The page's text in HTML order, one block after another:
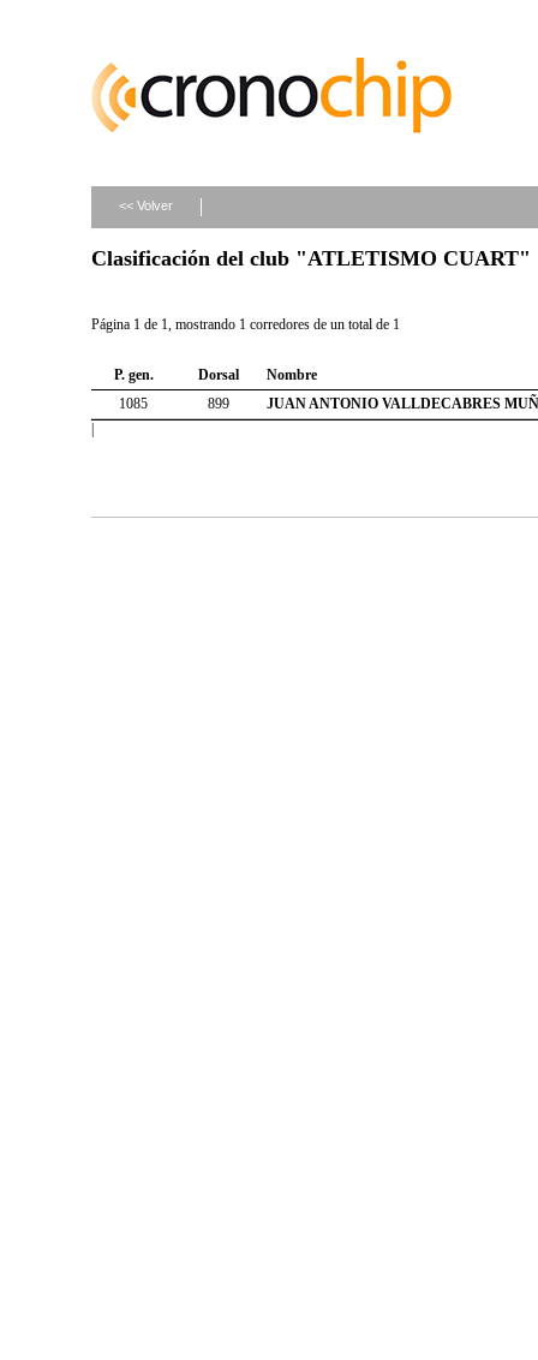
<< Volver
Clasificación del club "ATLETISMO CUART"
Página 1 de 1, mostrando 1 corredores de un total de 1
P. gen. Dorsal
Nombre
1085
899
JUAN ANTONIO VALLDECABRES
|